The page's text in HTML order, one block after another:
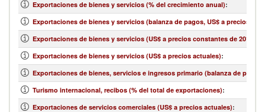
Exportaciones de bienes y servicios (% del crecimiento anual):
Exportaciones de bienes y servicios (balanza de pagos, US$ a precios
Exportaciones de bienes y servicios (US$ a precios constantes de 2010)
Exportaciones de bienes y servicios (US$ a precios actuales):
Exportaciones de bienes, servicios e ingresos primario (balanza de
Turismo internacional, recibos (% del total de exportaciones):
Exportaciones de servicios comerciales (US$ a precios actuales):